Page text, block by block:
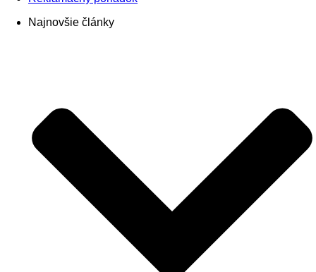
Najnovšie články